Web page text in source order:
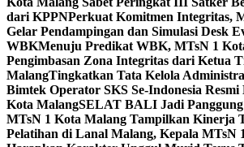
dari KPPNPerkuat Komitmen Integritas,
Gelar Pendampingan dan Simulasi Desk
WBKMenuju Predikat WBK, MTsN 1
Pengimbasan Zona Integritas dari Ketua
MalangTingkatkan Tata Kelola
Bimtek Operator SKS Se-Indonesia
Kota MalangSELAT BALI Jadi
MTsN 1 Kota Malang Tampilkan Kinerja
Pelatihan di Lanal Malang, Kepala MTsN